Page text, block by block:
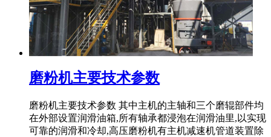
磨粉机主要技术参数
磨粉机主要技术参数 其中主机的主轴和三个磨辊部件均
在外部设置润滑油箱,所有轴承都浸泡在润滑油里,以实现
可靠的润滑和冷却,高压磨粉机有主机减速机管道装置除